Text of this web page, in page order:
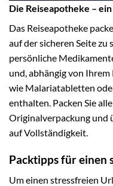
Die Reiseapotheke –
Das Reiseapotheke
auf der sicheren Seite
persönliche
und, abhängig von
wie Malariatabletten
enthalten. Packen Sie
Originalverpackung und
auf Vollständigkeit.
Packtipps für einen
Um einen stressfreien